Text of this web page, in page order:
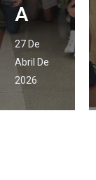
L
30 De
Diciembre
De 2024